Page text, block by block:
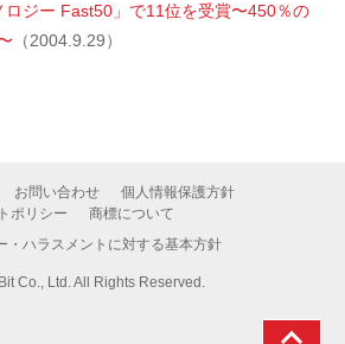
ロジー Fast50」で11位を受賞〜450％の
（2004.9.29）
お問い合わせ
個人情報保護方針
ポリシー
商標について
・ハラスメントに対する基本方針
Co., Ltd. All Rights Reserved.